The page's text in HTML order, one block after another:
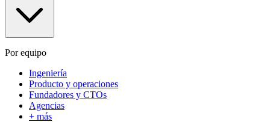
Por equipo
Ingeniería
Producto y operaciones
Fundadores y CTOs
Agencias
+ más